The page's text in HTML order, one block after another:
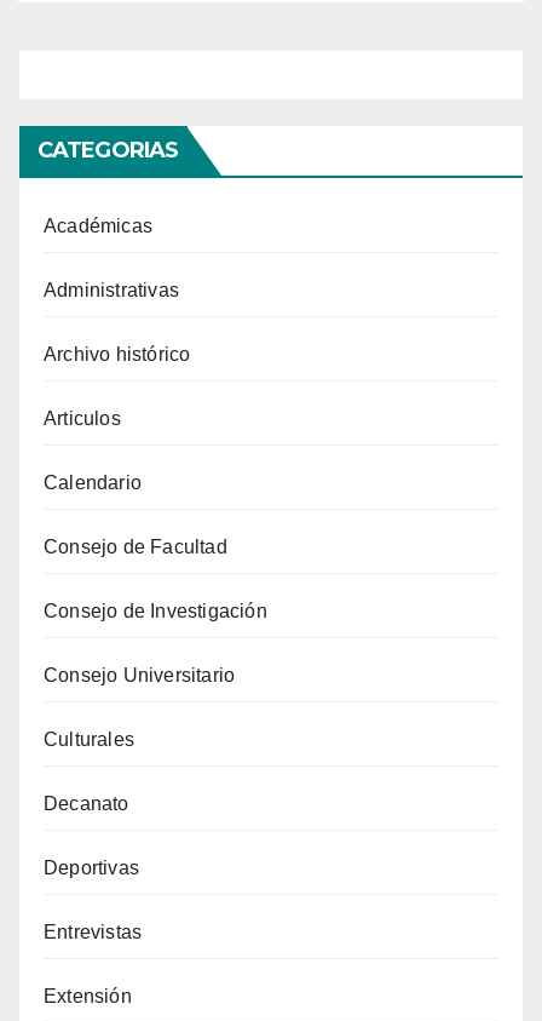
CATEGORIAS
Académicas
Administrativas
Archivo histórico
Articulos
Calendario
Consejo de Facultad
Consejo de Investigación
Consejo Universitario
Culturales
Decanato
Deportivas
Entrevistas
Extensión